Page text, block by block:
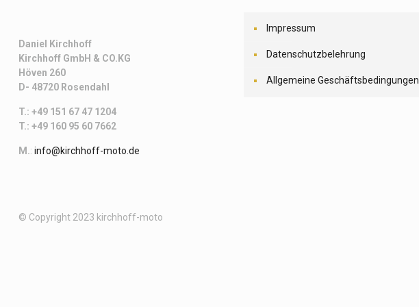
Daniel Kirchhoff
Kirchhoff GmbH & CO.KG
Höven 260
D- 48720 Rosendahl
T.: +49 151 67 47 1204
T.: +49 160 95 60 7662
M.: info@kirchhoff-moto.de
Impressum
Datenschutzbelehrung
Allgemeine Geschäftsbedingungen
© Copyright 2023 kirchhoff-moto